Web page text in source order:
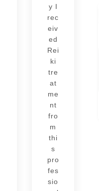
y I
rec
eiv
ed
Rei
ki
tre
at
me
nt
fro
m
thi
s
pro
fes
sio